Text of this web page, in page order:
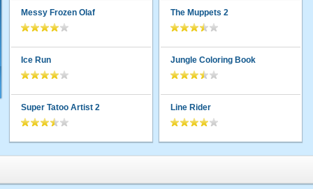
Messy Frozen Olaf
Ice Run
Super Tatoo Artist 2
The Muppets 2
Jungle Coloring Book
Line Rider